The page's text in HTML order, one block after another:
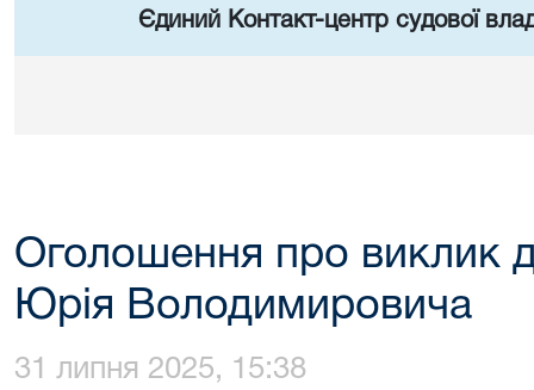
Єдиний Контакт-центр судової
Оголошення про виклик
Юрія Володимировича
31 липня 2025, 15:38